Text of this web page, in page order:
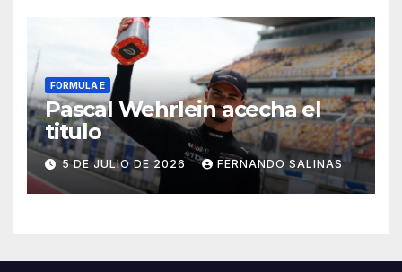
FORMULA E
Pascal Wehrlein acecha el
titulo
5 DE JULIO DE 2026 FERNANDO SALINAS